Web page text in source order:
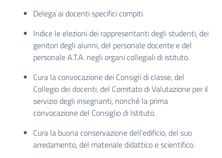
Delega ai docenti specifici compiti.
Indice le elezioni dei rappresentanti degli studenti, dei
genitori degli alunni, del personale docente e del
personale A.T.A. negli organi collegiali di istituto.
Cura la convocazione dei Consigli di classe, del
Collegio dei docenti, del Comitato di Valutazione per il
servizio degli insegnanti, nonché la prima
convocazione del Consiglio di Istituto.
Cura la buona conservazione dell'edificio, del suo
arredamento, del materiale didattico e scientifico.